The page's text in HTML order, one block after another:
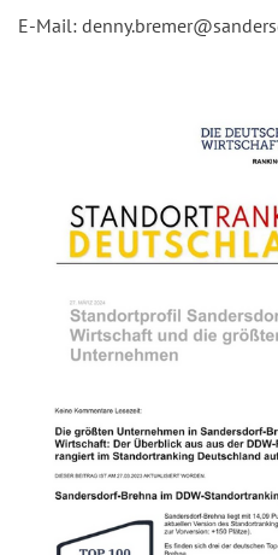
E-Mail: